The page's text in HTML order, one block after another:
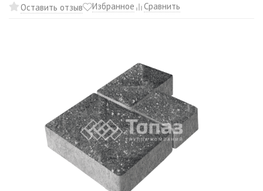
Оставить отзыв Избранное Сравнить